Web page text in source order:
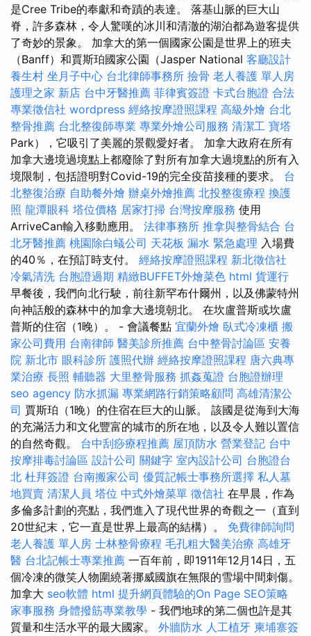
是Cree Tribe的奉獻和奇蹟的表達。 落基山脈的巨大山
脊，許多森林，令人驚嘆的冰川和清澈的湖泊都為遊客提供
了奇妙的景象。 加拿大的第一個國家公園是世界上的班夫
（Banff）和賈斯珀國家公園（Jasper National 客廳設計
養生村 坐月子中心 台北律師事務所 撿骨 老人養護 單人房
護理之家 新店 台中牙醫推薦 菲律賓簽證 卡式台胞證 合法
專業徵信社 wordpress 經絡按摩證照課程 高級外燴 台北
整骨推薦 台北整復師專業 專業外燴公司服務 清潔工 寶塔
Park），它吸引了美麗的景觀愛好者。 加拿大政府在所有
加拿大邊境過境點上都廢除了對所有加拿大過境點的所有入
境限制，包括證明對Covid-19的完全疫苗接種的要求。 台
北整復治療 自助餐外燴 辦桌外燴推薦 北投整復療程 換護
照 龍潭眼科 塔位價格 居家打掃 台灣按摩服務 使用
ArriveCan輸入移動應用。 法律事務所 推拿與整骨結合 台
北牙醫推薦 桃園除白蟻公司 天花板 漏水 緊急處理 入場費
的40％，在預訂時支付。 經絡按摩證照課程 新北徵信社
冷氣清洗 台胞證過期 精緻BUFFET外燴菜色 html 貨運行
早餐後，我們向北行駛，前往新罕布什爾州，以及佛蒙特州
向神話般的森林中的加拿大邊境朝北。 在坎盧普斯或坎盧
普斯的住宿（1晚）。 - 會議餐點 宜蘭外燴 臥式冷凍櫃 搬
家公司費用 台南律師 醫美診所推薦 台中整骨討論區 安養
院 新北市 眼科診所 護照代辦 經絡按摩證照課程 唐六典專
業治療 長照 輔聽器 大里整骨服務 抓姦蒐證 台胞證辦理
seo agency 防水抓漏 專業網路行銷策略顧問 高雄清潔公
司 賈斯珀（1晚）的住宿在巨大的山脈。 該國是從海到大海
的充滿活力和文化豐富的城市的所在地，以及令人難以置信
的自然奇觀。 台中刮痧療程推薦 屋頂防水 營業登記 台中
按摩排毒討論區 設計公司 關鍵字 室內設計公司 台胞證台
北 杜拜簽證 台南搬家公司 優質記帳士事務所選擇 私人墓
地買賣 清潔人員 塔位 中式外燴菜單 徵信社 在早晨，作為
多倫多計劃的亮點，我們進入了現代世界的奇觀之一（直到
20世紀末，它一直是世界上最高的結構）。 免費律師詢問
老人養護 單人房 士林整骨療程 毛孔粗大醫美治療 高雄牙
醫 台北記帳士專業推薦 一百年前，即1911年12月14日，五
個冷凍的微笑人物圍繞著挪威國旗在無限的雪場中間刺傷。
加拿大 seo軟體 html 提升網頁體驗的On Page SEO策略
家事服務 身體撥筋專業教學 - 我們地球的第二個也許是其
質量和生活水平的最大國家。 外牆防水 人工植牙 柬埔寨簽